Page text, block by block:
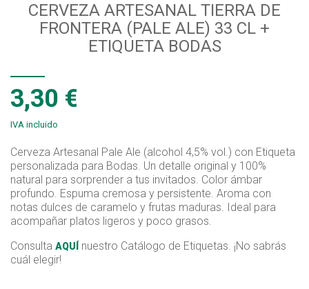
CERVEZA ARTESANAL TIERRA DE
FRONTERA (PALE ALE) 33 CL +
ETIQUETA BODAS
3,30 €
IVA incluido
Cerveza Artesanal Pale Ale (alcohol 4,5% vol.) con Etiqueta
personalizada para Bodas. Un detalle original y 100%
natural para sorprender a tus invitados. Color ámbar
profundo. Espuma cremosa y persistente. Aroma con
notas dulces de caramelo y frutas maduras. Ideal para
acompañar platos ligeros y poco grasos.
Consulta AQUÍ nuestro Catálogo de Etiquetas. ¡No sabrás
cuál elegir!